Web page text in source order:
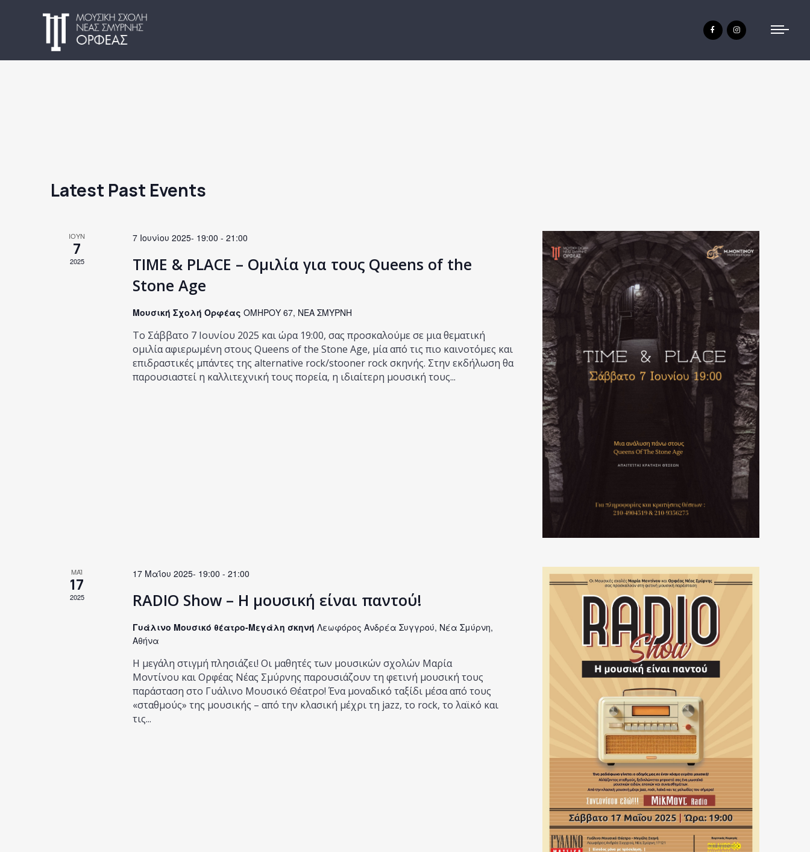
Latest Past Events
ΙΟΥΝ
7
2025
7 Ιουνίου 2025- 19:00 - 21:00
TIME & PLACE – Ομιλία για τους Queens of the
Stone Age
Μουσική Σχολή Ορφέας ΟΜΗΡΟΥ 67, ΝΕΑ ΣΜΥΡΝΗ
Το Σάββατο 7 Ιουνίου 2025 και ώρα 19:00, σας προσκαλούμε σε μια θεματική
ομιλία αφιερωμένη στους Queens of the Stone Age, μία από τις πιο καινοτόμες και
επιδραστικές μπάντες της alternative rock/stooner rock σκηνής. Στην εκδήλωση θα
παρουσιαστεί η καλλιτεχνική τους πορεία, η ιδιαίτερη μουσική τους...
ΜΑΪ
17
2025
17 Μαΐου 2025- 19:00 - 21:00
RADIO Show – Η μουσική είναι παντού!
Γυάλινο Μουσικό θέατρο-Μεγάλη σκηνή Λεωφόρος Ανδρέα Συγγρού, Νέα Σμύρνη,
Αθήνα
Η μεγάλη στιγμή πλησιάζει! Οι μαθητές των μουσικών σχολών Μαρία
Μοντίνου και Ορφέας Νέας Σμύρνης παρουσιάζουν τη φετινή μουσική τους
παράσταση στο Γυάλινο Μουσικό Θέατρο! Ένα μοναδικό ταξίδι μέσα από τους
«σταθμούς» της μουσικής – από την κλασική μέχρι τη jazz, το rock, το λαϊκό και
τις...